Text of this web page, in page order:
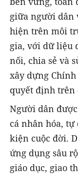
giữa người dân
hiện trên môi
gia, với dữ liệu
nối, chia sẻ và
xây dựng
quyết định trên
Người dân
cá nhân hóa,
kiện cuộc đời.
ứng dụng sâu
giáo dục, giao